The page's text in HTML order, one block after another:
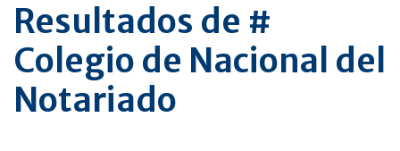
Resultados de #
Colegio de Nacional del
Notariado